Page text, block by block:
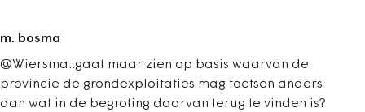
m. bosma
@Wiersma..gaat maar zien op basis waarvan de
provincie de grondexploitaties mag toetsen anders
dan wat in de begroting daarvan terug te vinden is?